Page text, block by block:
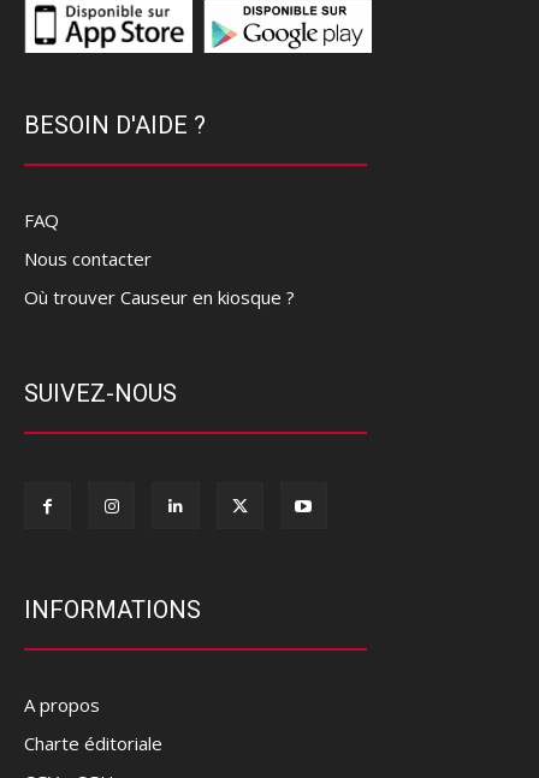
BESOIN D'AIDE ?
FAQ
Nous contacter
Où trouver Causeur en kiosque ?
SUIVEZ-NOUS
INFORMATIONS
A propos
Charte éditoriale